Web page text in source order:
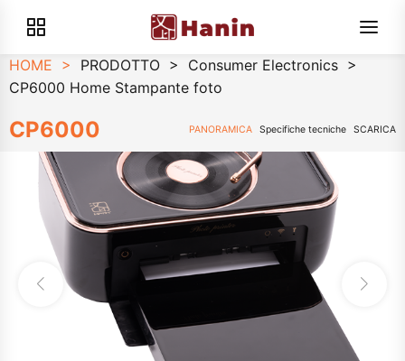
HOME > PRODOTTO > Consumer Electronics >
CP6000 Home Stampante foto
CP6000 PANORAMICA Specifiche tecniche SCARICA